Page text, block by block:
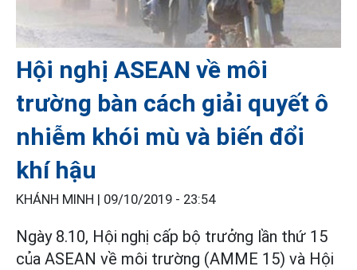
Hội nghị ASEAN về môi
trường bàn cách giải quyết ô
nhiễm khói mù và biến đổi
khí hậu
KHÁNH MINH | 09/10/2019 - 23:54
Ngày 8.10, Hội nghị cấp bộ trưởng lần thứ 15
của ASEAN về môi trường (AMME 15) và Hội